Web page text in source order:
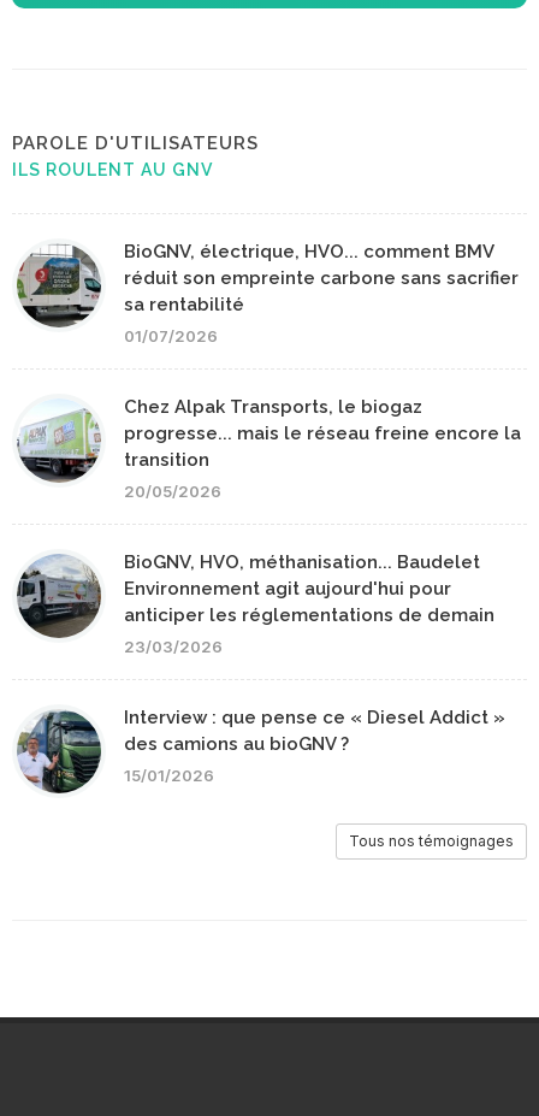
PAROLE D'UTILISATEURS
ILS ROULENT AU GNV
BioGNV, électrique, HVO... comment BMV
réduit son empreinte carbone sans sacrifier
sa rentabilité
01/07/2026
Chez Alpak Transports, le biogaz
progresse... mais le réseau freine encore la
transition
20/05/2026
BioGNV, HVO, méthanisation... Baudelet
Environnement agit aujourd'hui pour
anticiper les réglementations de demain
23/03/2026
Interview : que pense ce « Diesel Addict »
des camions au bioGNV ?
15/01/2026
Tous nos témoignages